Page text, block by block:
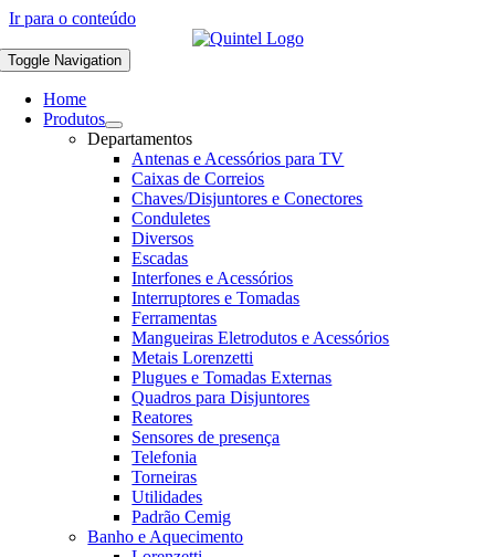
Ir para o conteúdo
Toggle Navigation
Home
Produtos
Departamentos
Antenas e Acessórios para TV
Caixas de Correios
Chaves/Disjuntores e Conectores
Conduletes
Diversos
Escadas
Interfones e Acessórios
Interruptores e Tomadas
Ferramentas
Mangueiras Eletrodutos e Acessórios
Metais Lorenzetti
Plugues e Tomadas Externas
Quadros para Disjuntores
Reatores
Sensores de presença
Telefonia
Torneiras
Utilidades
Padrão Cemig
Banho e Aquecimento